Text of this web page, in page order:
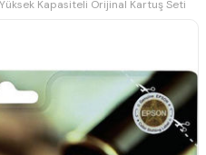
Kapasiteli Orijinal Kartuş Seti